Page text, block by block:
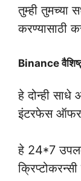
तुम्ही तुमच्या
करण्यासाठी
Binance
हे दोन्ही
इंटरफेस
हे 24*7